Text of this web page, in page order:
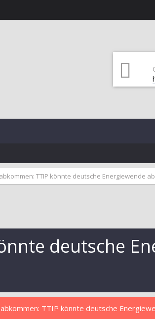
TTIP könnte deutsche Energiewende
deutsche
TTIP könnte deutsche